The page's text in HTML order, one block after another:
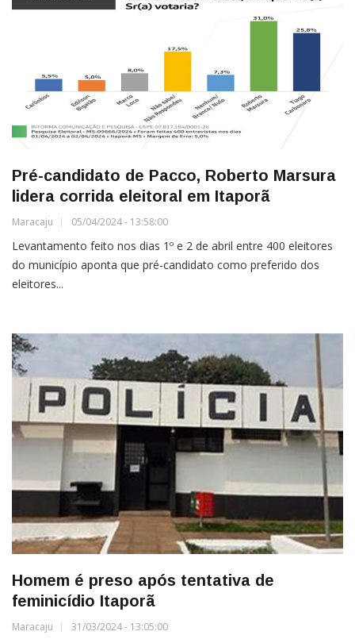
Pré-candidato de Pacco, Roberto Marsura
lidera corrida eleitoral em Itaporã
Maracaju 05/04/2024 - 13:58:00
Levantamento feito nos dias 1º e 2 de abril entre 400 eleitores
do município aponta que pré-candidato como preferido dos
eleitores...
Homem é preso após tentativa de
feminicídio Itaporã
Maracaju 31/03/2024 - 13:05:00